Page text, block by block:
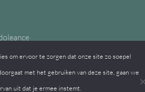
om ervoor te zorgen dat onze site zo soepel
met het gebruiken van deze site, gaan we
uit dat je ermee instemt.